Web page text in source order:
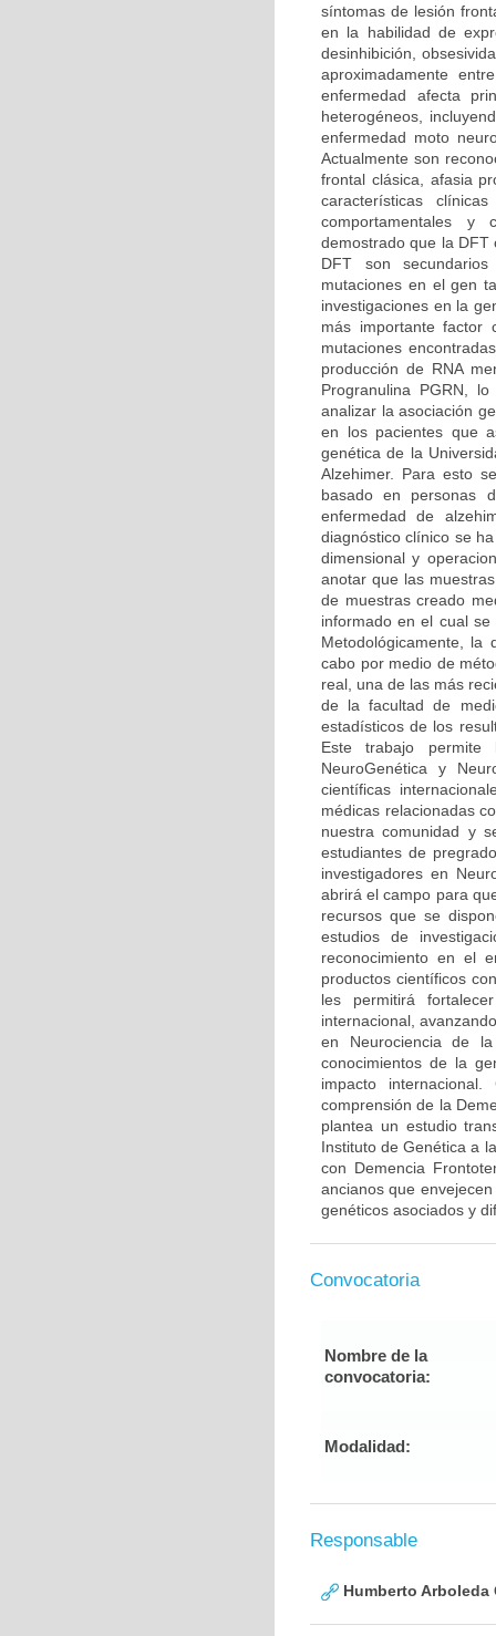
síntomas de lesión
en la habilidad de
desinhibición,
aproximadamente
enfermedad afecta
heterogéneos,
enfermedad moto
Actualmente son
frontal clásica, afasia
características
comportamentales y
demostrado que la DFT
DFT son
mutaciones en el gen
investigaciones en la
más importante factor
mutaciones
producción de RNA
Progranulina PGRN,
analizar la asociación
en los pacientes que
genética de la
Alzehimer. Para esto
basado en personas
enfermedad de
diagnóstico clínico se
dimensional y
anotar que las
de muestras creado
informado en el cual
Metodológicamente, la
cabo por medio de
real, una de las más
de la facultad de
estadísticos de los
Este trabajo permite
NeuroGenética y
científicas
médicas relacionadas
nuestra comunidad y
estudiantes de
investigadores en
abrirá el campo para
recursos que se
estudios de
reconocimiento en el
productos científicos
les permitirá
internacional,
en Neurociencia de
conocimientos de la
impacto
comprensión de la
plantea un estudio
Instituto de Genética a
con Demencia
ancianos que
genéticos asociados y
Convocatoria
Nombre de la
convocatoria:
Modalidad:
Responsable
Humberto Arboleda